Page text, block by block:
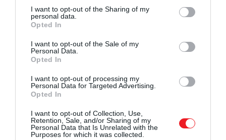
not limited to your visit or usage behaviour. You may click to
grant or deny consent to Google and its third-party tags to
use your data for below specified purposes in below Google
consent section.
I want to opt-out of the Sharing of my
personal data.
Opted In
I want to opt-out of the Sale of my
Personal Data.
Opted In
I want to opt-out of processing my
Personal Data for Targeted Advertising.
Opted In
I want to opt-out of Collection, Use,
Retention, Sale, and/or Sharing of my
Personal Data that Is Unrelated with the
Purposes for which it was collected.
kézipoggyászban tartott külső
akkumulátorok vihetőek…